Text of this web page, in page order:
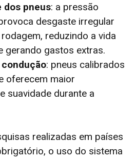
dos pneus: a pressão
desgaste irregular
reduzindo a vida
gerando gastos extras.
: pneus calibrados
oferecem maior
suavidade durante a
realizadas em países
o uso do sistema